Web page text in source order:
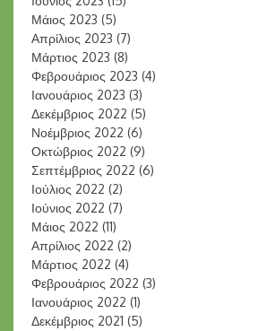
Μάιος 2023 (5)
Απρίλιος 2023 (7)
Μάρτιος 2023 (8)
Φεβρουάριος 2023 (4)
Ιανουάριος 2023 (3)
Δεκέμβριος 2022 (5)
Νοέμβριος 2022 (6)
Οκτώβριος 2022 (9)
Σεπτέμβριος 2022 (6)
Ιούλιος 2022 (2)
Ιούνιος 2022 (7)
Μάιος 2022 (11)
Απρίλιος 2022 (2)
Μάρτιος 2022 (4)
Φεβρουάριος 2022 (3)
Ιανουάριος 2022 (1)
Δεκέμβριος 2021 (5)